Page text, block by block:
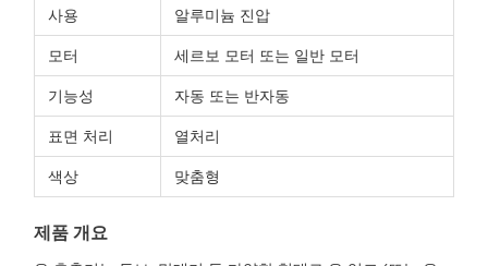
사용 알루미늄 진압
모터 세르보 모터 또는 일반 모터
기능성 자동 또는 반자동
표면 처리 열처리
색상 맞춤형
제품 개요